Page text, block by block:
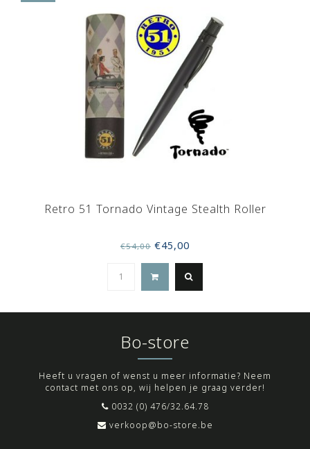
Retro 51 Tornado Vintage Stealth Roller
€54,00 €45,00
Bo-store
Heeft u vragen of wenst u meer informatie? Neem
contact met ons op, wij helpen je graag verder!
0032 (0) 476/32.64.78
verkoop@bo-store.be